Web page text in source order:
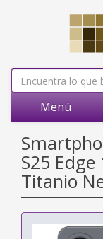
Menú
S25
Titanio